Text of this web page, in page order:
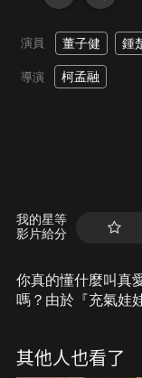
演員 董子健 鍾
導演 柯孟融
我的星等
影片給分
你真的懂什麼叫真
嗎？由於『充氣娃
聲，關欣決定獻技
其他人也看了